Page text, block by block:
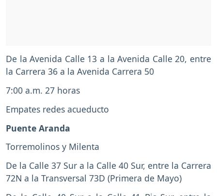
De la Avenida Calle 13 a la Avenida Calle 20, entre
la Carrera 36 a la Avenida Carrera 50
7:00 a.m. 27 horas
Empates redes acueducto
Puente Aranda
Torremolinos y Milenta
De la Calle 37 Sur a la Calle 40 Sur, entre la Carrera
72N a la Transversal 73D (Primera de Mayo)